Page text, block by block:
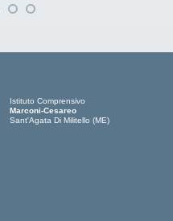
Istituto Comprensivo
Marconi-Cesareo
Sant'Agata Di Militello (ME)